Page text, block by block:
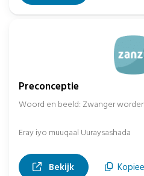
Preconceptie
Woord en beeld: Zwanger
Eray iyo muuqaal Uuraysashada
Bekijk, opent in nieuw